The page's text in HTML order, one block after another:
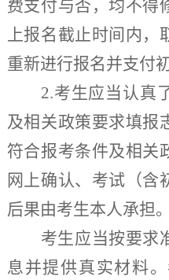
费支付与否，均不得
上报名截止时间内，
重新进行报名并支付
2.考生应当认真
及相关政策要求填报
符合报考条件及相关
网上确认、考试（含
后果由考生本人承担。
考生应当按要求
息并提供真实材料